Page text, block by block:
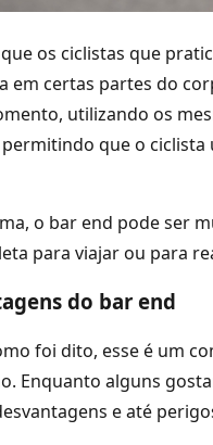
os ciclistas que
em certas partes do
utilizando os
que o
o bar end pode ser
para viajar ou para
do bar end
foi dito, esse é um
Enquanto alguns
e até